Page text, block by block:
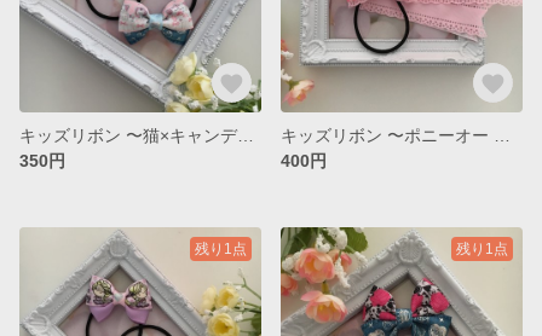
キッズリボン 〜猫×キャンディハーツ 〜
350円
400円
残り1点 残り1点